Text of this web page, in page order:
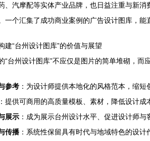
、汽摩配等实体产业品牌，也日益注重与新
一个汇集了成功商业案例的广告设计图库，
建“台州设计图库”的价值与展望
“台州设计图库”不应仅是图片的简单堆砌，
参考 ：为设计师提供本地化的风格范本，缩短
：提供可商用的高质量模板、素材，降低设计成
展示 ：成为展示台州设计水平、促进设计师与
传播 ：系统性保留具有时代与地域特色的设计